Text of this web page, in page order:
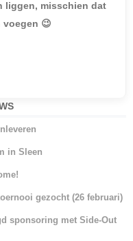
liggen, misschien dat
😉
in Sleen
gezocht (26 februari)
sponsoring met Side-Out